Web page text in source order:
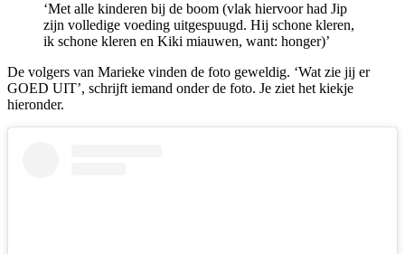
‘Met alle kinderen bij de boom (vlak hiervoor had Jip
zijn volledige voeding uitgespuugd. Hij schone kleren,
ik schone kleren en Kiki miauwen, want: honger)’
De volgers van Marieke vinden de foto geweldig. ‘Wat zie jij er
GOED UIT’, schrijft iemand onder de foto. Je ziet het kiekje
hieronder.